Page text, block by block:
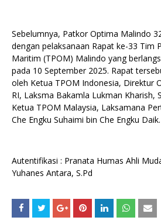
Sebelumnya, Patkor Optima Malindo
dengan pelaksanaan Rapat ke-33 Tim
Maritim (TPOM) Malindo yang
pada 10 September 2025. Rapat
oleh Ketua TPOM Indonesia, Direktur
RI, Laksma Bakamla Lukman Kharish,
Ketua TPOM Malaysia, Laksamana
Che Engku Suhaimi bin Che Engku Daik.
Autentifikasi : Pranata Humas Ahli
Yuhanes Antara, S.Pd